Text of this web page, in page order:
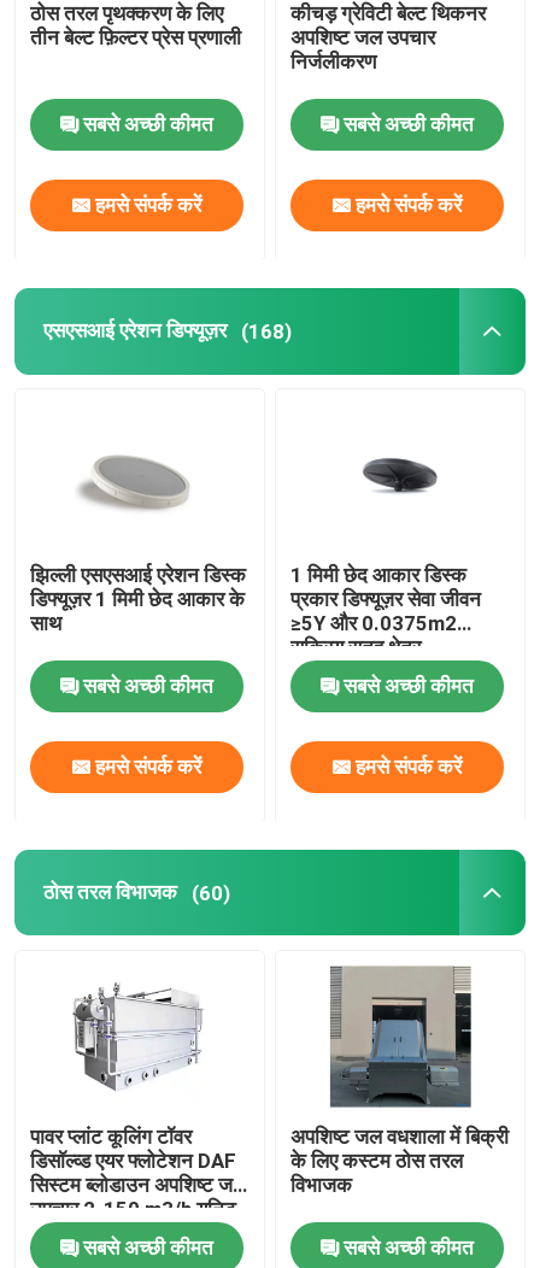
झिल्ली बायोरिएक्टर
दबाव झिल्ली
स्थैतिक मिक्सर
ठोस तरल पृथक्करण के लिए
तीन बेल्ट फ़िल्टर प्रेस प्रणाली
सबसे अच्छी कीमत
हमसे संपर्क करें
कीचड़ ग्रेविटी बेल्ट थिकनर
अपशिष्ट जल उपचार
निर्जलीकरण
सबसे अच्छी कीमत
हमसे संपर्क करें
एसएसआई एरेशन डिफ्यूज़र (168)
झिल्ली एसएसआई एरेशन डिस्क
डिफ्यूज़र 1 मिमी छेद आकार के
साथ
सबसे अच्छी कीमत
हमसे संपर्क करें
1 मिमी छेद आकार डिस्क
प्रकार डिफ्यूज़र सेवा जीवन
≥5Y और 0.0375m2
सक्रिय सतह क्षेत्र
सबसे अच्छी कीमत
हमसे संपर्क करें
ठोस तरल विभाजक (60)
पावर प्लांट कूलिंग टॉवर
डिसॉल्व्ड एयर फ्लोटेशन DAF
सिस्टम ब्लोडाउन अपशिष्ट जल
उपचार 2-150 m3/h यूनिट
सबसे अच्छी कीमत
अपशिष्ट जल वधशाला में बिक्री
के लिए कस्टम ठोस तरल
विभाजक
सबसे अच्छी कीमत